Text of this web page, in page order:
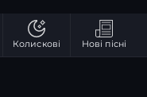
Колискові Нові пісні